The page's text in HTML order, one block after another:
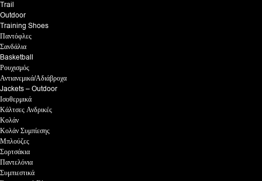
Trail
Outdoor
Training Shoes
Παντόφλες
Σανδάλια
Basketball
Ρουχισμός
Αντιανεμικά/Αδιάβροχα
Jackets – Outdoor
Ισοθερμικά
Κάλτσες Ανδρικές
Κολάν
Κολάν Συμπίεσης
Μπλούζες
Σορτσάκια
Παντελόνια
Συμπιεστικά